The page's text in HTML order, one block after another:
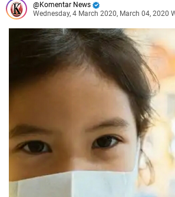
Komentar News
Wednesday, 4 March 2020, March 04, 2020